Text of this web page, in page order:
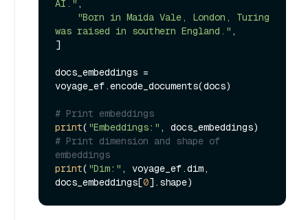
AI." ,
"Born in Maida Vale, London, Turing
was raised in southern England." ,
]
docs_embeddings =
voyage_ef.encode_documents(docs)
# Print embeddings
print( "Embeddings:"
# Print dimension and shape of
embeddings
print( "Dim:" , voyage_ef.dim,
docs_embeddings[0